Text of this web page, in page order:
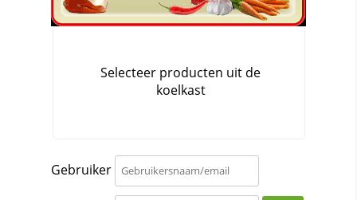
Gebruiker